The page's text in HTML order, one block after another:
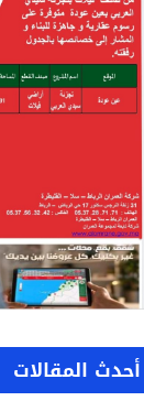
أحدث المقالات